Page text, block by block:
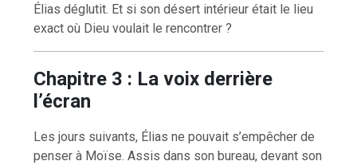
Élias déglutit. Et si son désert intérieur était le lieu
exact où Dieu voulait le rencontrer ?
Chapitre 3 : La voix derrière
l’écran
Les jours suivants, Élias ne pouvait s’empêcher de
penser à Moïse. Assis dans son bureau, devant son